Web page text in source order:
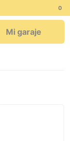
Mi garaje